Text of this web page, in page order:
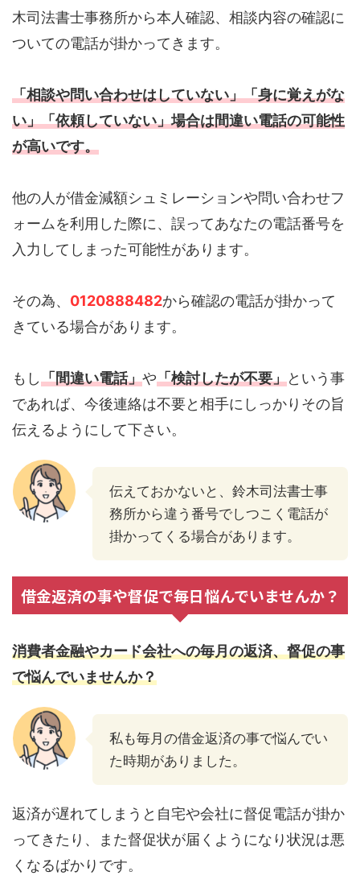
木司法書士事務所から本人確認、相談内容の確認に
ついての電話が掛かってきます。
「相談や問い合わせはしていない」「身に覚えがな
い」「依頼していない」場合は間違い電話の可能性
が高いです。
他の人が借金減額シュミレーションや問い合わせフ
ォームを利用した際に、誤ってあなたの電話番号を
入力してしまった可能性があります。
その為、 0120888482から確認の電話が掛かって
きている場合があります。
もし「間違い電話」や「検討したが不要」という事
であれば、今後連絡は不要と相手にしっかりその旨
伝えるようにして下さい。
伝えておかないと、鈴木司法書士事
務所から違う番号でしつこく電話が
掛かってくる場合があります。
借金返済の事や督促で毎日悩んでいませんか？
消費者金融やカード会社への毎月の返済、督促の事
で悩んでいませんか？
私も毎月の借金返済の事で悩んでい
た時期がありました。
返済が遅れてしまうと自宅や会社に督促電話が掛か
ってきたり、また督促状が届くようになり状況は悪
くなるばかりです。